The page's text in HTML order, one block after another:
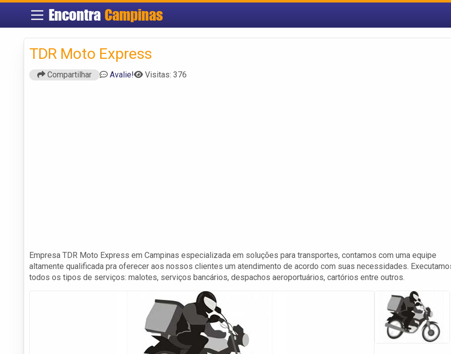
EncontraCampinas
TDR Moto Express
Compartilhar Avalie! Visitas: 376
Empresa TDR Moto Express em Campinas especializada em soluções para transportes, contamos com uma equipe
altamente qualificada pra oferecer aos nossos clientes um atendimento de acordo com suas necessidades.
todos os tipos de serviços: malotes, serviços bancários, despachos aeroportuários, cartórios entre outros.